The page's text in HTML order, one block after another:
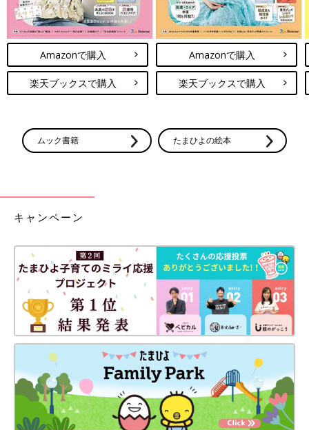
Amazonで購入
楽天ブックスで購入
Amazonで購入
楽天ブックスで購入
ムック書籍 たまひよの絵本
キャンペーン